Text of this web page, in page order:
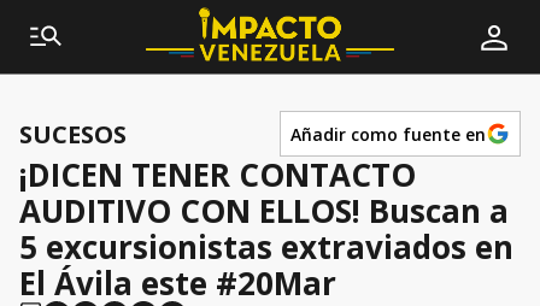
SUCESOS Añadir como fuente en
¡DICEN TENER CONTACTO
AUDITIVO CON ELLOS! Buscan a
5 excursionistas extraviados en
El Ávila este #20Mar